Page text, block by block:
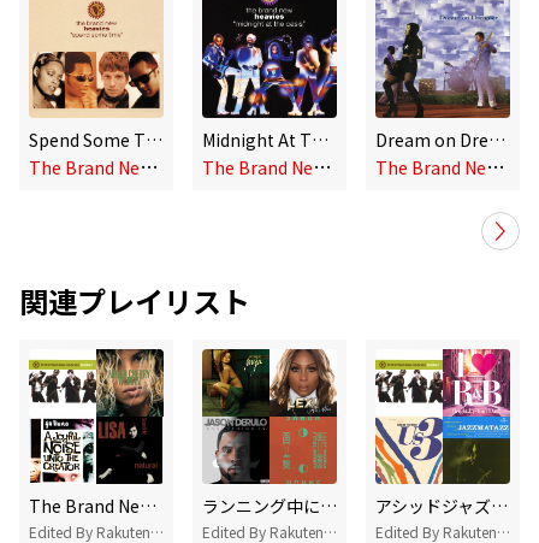
Spend Some Time (Remixes)
T
he Brand New Heavies
Midnight At The Oasis (Remixes)
T
he Brand New Heavies
Dream on Dreamer (Remixes)
T
he Brand New Heavies
関連プレイリスト
The Brand New Heaviesをよく聴いているあなたにオススメ
Edited By Rakuten Music
ランニング中にぴったりな洋楽プレイリスト
Edited By Rakuten Music
アシッドジャズ Acid Jazz Back To 80's-90's
Edited By Rakuten Music